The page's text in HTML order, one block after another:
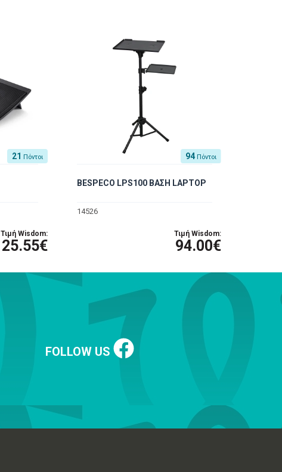
21 Πόντοι
Τιμή Wisdom:
25.55€
94 Πόντοι
BESPECO LPS100 ΒΑΣΗ LAPTOP
14526
Τιμή Wisdom:
94.00€
FOLLOW US